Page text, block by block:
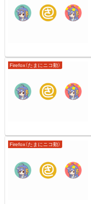
Firefox（たまにニコ動）
Firefox（たまにニコ動）